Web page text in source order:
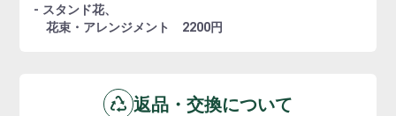
- スタンド花、
花束・アレンジメント 2200円
返品・交換について